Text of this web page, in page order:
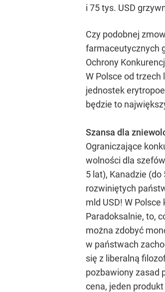
i 75 tys. USD
Czy podobnej
farmaceutycznych
Ochrony
W Polsce od
jednostek
będzie to
Szansa dla
Ograniczające
wolności dla
5 lat), Kanadzie
rozwiniętych
mld USD! W
Paradoksalnie, to,
można zdobyć
w państwach
się z liberalną
pozbawiony zasad
cena, jeden